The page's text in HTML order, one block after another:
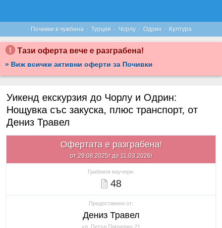
Почивки в чужбина · Турция · Чорлу · Одрин · Култура
Тази оферта вече е разграбена!
» Виж всички активни оферти за Почивки
Уикенд екскурзия до Чорлу и Одрин:
Нощувка със закуска, плюс транспорт, от
Дениз Травел
Офертата е разграбена!
от 29.08.2025г до 11.03.2026г
Грабнати ваучери:
48
Предоставено от:
Дениз Травел
ул. Петър Парчевич 21